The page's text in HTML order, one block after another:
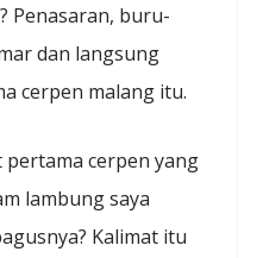
Penasaran, buru-
dan langsung
cerpen malang itu.
pertama cerpen yang
lambung saya
Kalimat itu